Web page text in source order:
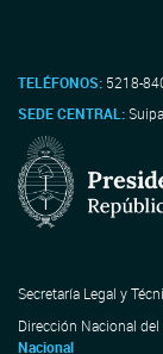
TELÉFONOS: 5218-
SEDE CENTRAL:
Secretaría Legal y
Dirección Nacional
Nacional